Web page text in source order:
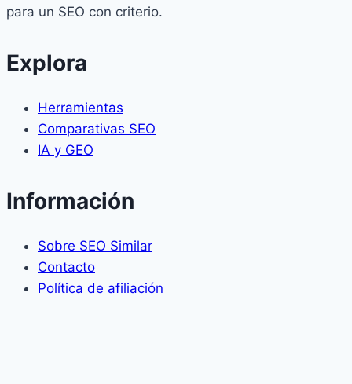
la
para un SEO con criterio.
Explora
Herramientas
Comparativas SEO
IA y GEO
Información
Sobre SEO Similar
Contacto
Política de afiliación